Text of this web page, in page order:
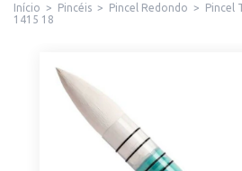
Início > Pincéis > Pincel Redondo >
Pincel
1415 18